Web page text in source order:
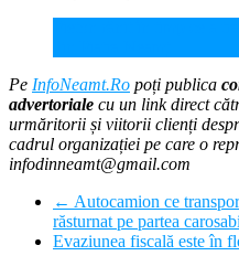
Pe InfoNeamt.Ro poți publica
advertoriale cu un link direct
urmăritorii și viitorii clienți
cadrul organizației pe care o
infodinneamt@gmail.com
← Autocamion ce
răsturnat pe partea
Evaziunea fiscală este în